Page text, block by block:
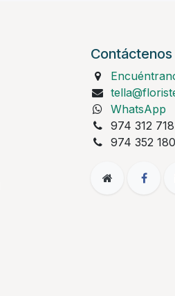
Contáctenos
WhatsApp
974 312
974 352